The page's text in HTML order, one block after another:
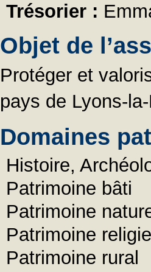
Trésorier :
Objet de
Protéger et
pays de Lyons-
Domaines
Histoire,
Patrimoine bâti
Patrimoine
Patrimoine
Patrimoine rural